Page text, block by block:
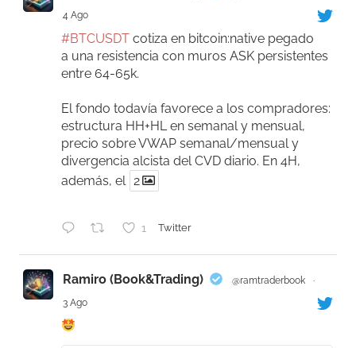
4 Ago
#BTCUSDT cotiza en bitcoin:native pegado
a una resistencia con muros ASK persistentes
entre 64-65k.
El fondo todavía favorece a los compradores:
estructura HH+HL en semanal y mensual,
precio sobre VWAP semanal/mensual y
divergencia alcista del CVD diario. En 4H,
además, el
2
1 Twitter
Ramiro (Book&Trading) @ramtraderbook
·
3 Ago